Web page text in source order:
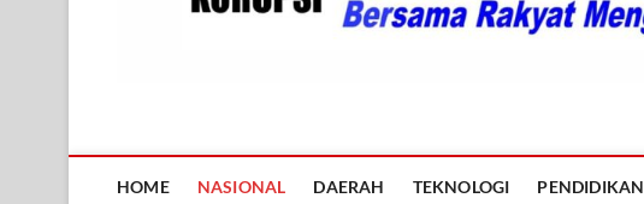
HOME NASIONAL DAERAH TEKNOLOGI PENDIDIKAN